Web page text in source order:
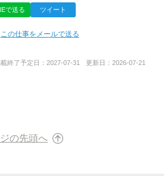
事業部門によって1～2回となる場合も
援事業
で送る ツイート
この仕事をメールで送る
終了予定日： 2027-07-31 更新日： 2026-07-21
の先頭へ